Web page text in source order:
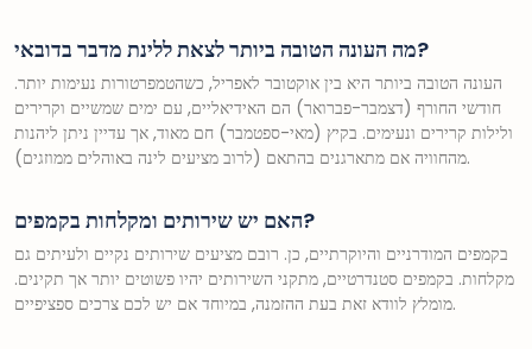
מה העונה הטובה ביותר לצאת ללינת מדבר בדובאי?
העונה הטובה ביותר היא בין אוקטובר לאפריל, כשהטמפרטורות נעימות יותר.
חודשי החורף (דצמבר-פברואר) הם האידיאליים, עם ימים שמשיים וקרירים
ולילות קרירים ונעימים. בקיץ (מאי-ספטמבר) חם מאוד, אך עדיין ניתן ליהנות
מהחוויה אם מתארגנים בהתאם (לרוב מציעים לינה באוהלים ממוזגים).
האם יש שירותים ומקלחות בקמפים?
בקמפים המודרניים והיוקרתיים, כן. רובם מציעים שירותים נקיים ולעיתים גם
מקלחות. בקמפים סטנדרטיים, מתקני השירותים יהיו פשוטים יותר אך תקינים.
מומלץ לוודא זאת בעת ההזמנה, במיוחד אם יש לכם צרכים ספציפיים.